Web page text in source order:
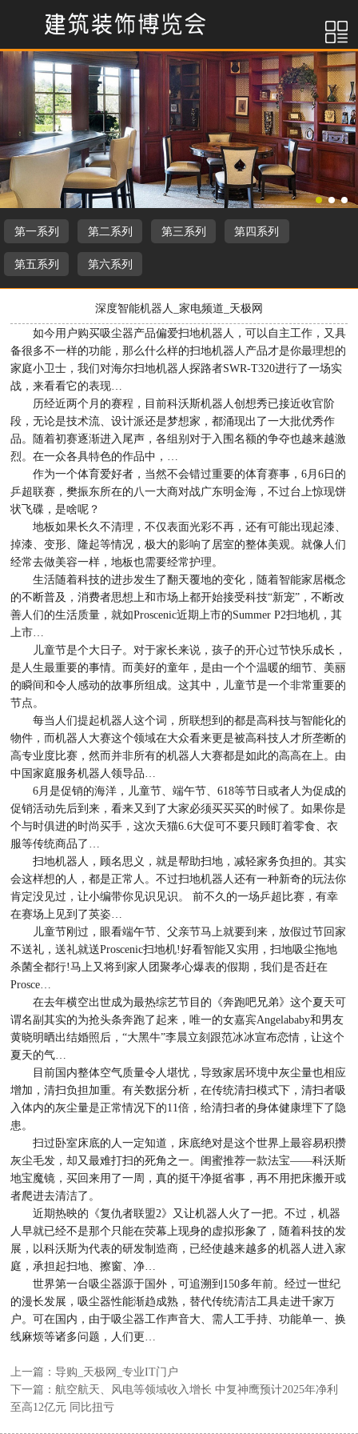
第一系列 第二系列 第三系列 第四系列
第五系列 第六系列
深度智能机器人_家电频道_天极网
如今用户购买吸尘器产品偏爱扫地机器人，可以自主工作，又具
备很多不一样的功能，那么什么样的扫地机器人产品才是你最理想的
家庭小卫士，我们对海尔扫地机器人探路者SWR-T320进行了一场实
战，来看看它的表现…
历经近两个月的赛程，目前科沃斯机器人创想秀已接近收官阶
段，无论是技术流、设计派还是梦想家，都涌现出了一大批优秀作
品。随着初赛逐渐进入尾声，各组别对于入围名额的争夺也越来越激
烈。在一众各具特色的作品中，…
作为一个体育爱好者，当然不会错过重要的体育赛事，6月6日的
乒超联赛，樊振东所在的八一大商对战广东明金海，不过台上惊现饼
状飞碟，是啥呢？
地板如果长久不清理，不仅表面光彩不再，还有可能出现起漆、
掉漆、变形、隆起等情况，极大的影响了居室的整体美观。就像人们
经常去做美容一样，地板也需要经常护理。
生活随着科技的进步发生了翻天覆地的变化，随着智能家居概念
的不断普及，消费者思想上和市场上都开始接受科技“新宠”，不断改
善人们的生活质量，就如Proscenic近期上市的Summer P2扫地机，其
上市…
儿童节是个大日子。对于家长来说，孩子的开心过节快乐成长，
是人生最重要的事情。而美好的童年，是由一个个温暖的细节、美丽
的瞬间和令人感动的故事所组成。这其中，儿童节是一个非常重要的
节点。
每当人们提起机器人这个词，所联想到的都是高科技与智能化的
物件，而机器人大赛这个领域在大众看来更是被高科技人才所垄断的
高专业度比赛，然而并非所有的机器人大赛都是如此的高高在上。由
中国家庭服务机器人领导品…
6月是促销的海洋，儿童节、端午节、618等节日或者人为促成的
促销活动先后到来，看来又到了大家必须买买买的时候了。如果你是
个与时俱进的时尚买手，这次天猫6.6大促可不要只顾盯着零食、衣
服等传统商品了…
扫地机器人，顾名思义，就是帮助扫地，减轻家务负担的。其实
会这样想的人，都是正常人。不过扫地机器人还有一种新奇的玩法你
肯定没见过，让小编带你见识见识。 前不久的一场乒超比赛，有幸
在赛场上见到了英姿…
儿童节刚过，眼看端午节、父亲节马上就要到来，放假过节回家
不送礼，送礼就送Proscenic扫地机!好看智能又实用，扫地吸尘拖地
杀菌全都行!马上又将到家人团聚孝心爆表的假期，我们是否赶在
Prosce…
在去年横空出世成为最热综艺节目的《奔跑吧兄弟》这个夏天可
谓名副其实的为抢头条奔跑了起来，唯一的女嘉宾Angelababy和男友
黄晓明晒出结婚照后，“大黑牛”李晨立刻跟范冰冰宣布恋情，让这个
夏天的气…
目前国内整体空气质量令人堪忧，导致家居环境中灰尘量也相应
增加，清扫负担加重。有关数据分析，在传统清扫模式下，清扫者吸
入体内的灰尘量是正常情况下的11倍，给清扫者的身体健康埋下了隐
患。
扫过卧室床底的人一定知道，床底绝对是这个世界上最容易积攒
灰尘毛发，却又最难打扫的死角之一。闺蜜推荐一款法宝——科沃斯
地宝魔镜，买回来用了一周，真的挺干净挺省事，再不用把床搬开或
者爬进去清洁了。
近期热映的《复仇者联盟2》又让机器人火了一把。不过，机器
人早就已经不是那个只能在荧幕上现身的虚拟形象了，随着科技的发
展，以科沃斯为代表的研发制造商，已经使越来越多的机器人进入家
庭，承担起扫地、擦窗、净…
世界第一台吸尘器源于国外，可追溯到150多年前。经过一世纪
的漫长发展，吸尘器性能渐趋成熟，替代传统清洁工具走进千家万
户。可在国内，由于吸尘器工作声音大、需人工手持、功能单一、换
线麻烦等诸多问题，人们更…
上一篇：导购_天极网_专业IT门户
下一篇：航空航天、风电等领域收入增长 中复神鹰预计2025年净利
至高12亿元 同比扭亏